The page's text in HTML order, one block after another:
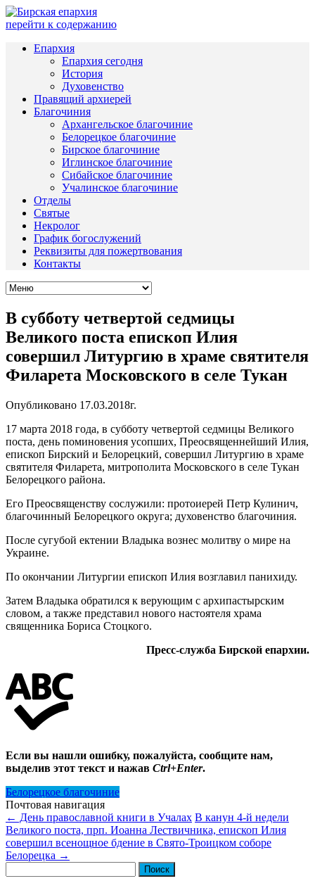
перейти к содержанию
Епархия
Епархия сегодня
История
Духовенство
Правящий архиерей
Благочиния
Архангельское благочиние
Белорецкое благочиние
Бирское благочиние
Иглинское благочиние
Сибайское благочиние
Учалинское благочиние
Отделы
Святые
Некролог
График богослужений
Реквизиты для пожертвования
Контакты
В субботу четвертой седмицы
Великого поста епископ Илия
совершил Литургию в храме святителя
Филарета Московского в селе Тукан
Опубликовано 17.03.2018г.
17 марта 2018 года, в субботу четвертой седмицы Великого
поста, день поминовения усопших, Преосвященнейший Илия,
епископ Бирский и Белорецкий, совершил Литургию в храме
святителя Филарета, митрополита Московского в селе Тукан
Белорецкого района.
Его Преосвященству сослужили: протоиерей Петр Кулинич,
благочинный Белорецкого округа; духовенство благочиния.
После сугубой ектении Владыка вознес молитву о мире на
Украине.
По окончании Литургии епископ Илия возглавил панихиду.
Затем Владыка обратился к верующим с архипастырским
словом, а также представил нового настоятеля храма
священника Бориса Стоцкого.
Пресс-служба Бирской епархии.
Если вы нашли ошибку, пожалуйста, сообщите нам,
выделив этот текст и нажав Ctrl+Enter.
Белорецкое благочиние
Почтовая навигация
← День православной книги в Учалах В канун 4-й недели
Великого поста, прп. Иоанна Лествичника, епископ Илия
совершил всенощное бдение в Свято-Троицком соборе
Белорецка →